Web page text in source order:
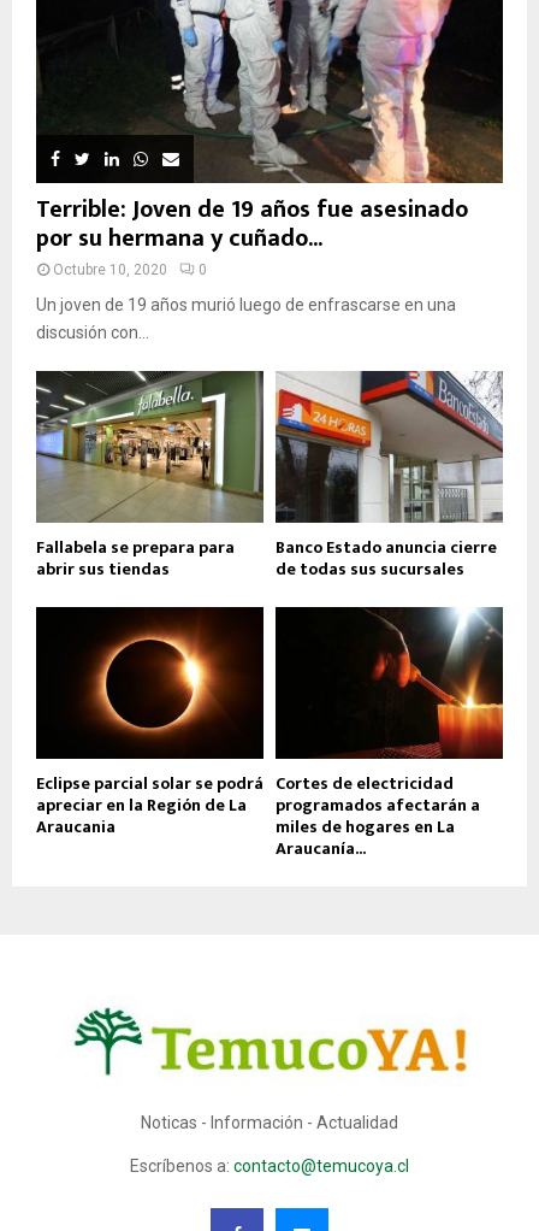
Terrible: Joven de 19 años fue asesinado
por su hermana y cuñado...
Octubre 10, 2020 0
Un joven de 19 años murió luego de enfrascarse en una
discusión con...
Fallabela se prepara para
abrir sus tiendas
Banco Estado anuncia cierre
de todas sus sucursales
Eclipse parcial solar se podrá
apreciar en la Región de La
Araucania
Cortes de electricidad
programados afectarán a
miles de hogares en La
Araucanía...
Noticas - Información - Actualidad
Escríbenos a: contacto@temucoya.cl